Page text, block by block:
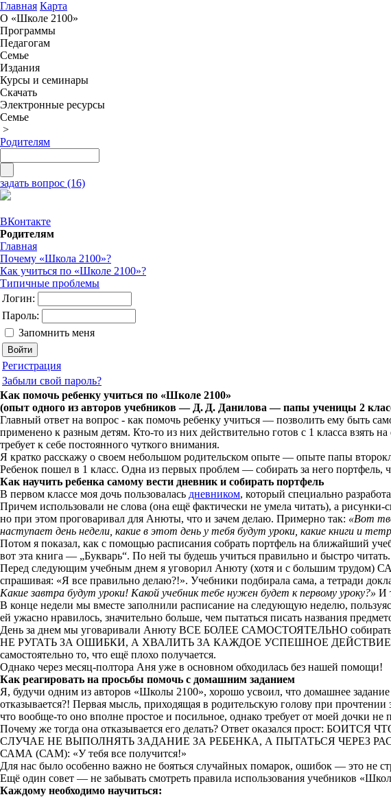
Главная Карта
О «Школе 2100»
Программы
Педагогам
Семье
Издания
Курсы и семинары
Скачать
Электронные ресурсы
Семье
>
Родителям
задать вопрос (16)
ВКонтакте
Родителям
Главная
Почему «Школа 2100»?
Как учиться по «Школе 2100»?
Типичные проблемы
Логин:
Пароль:
Запомнить меня
Регистрация
Забыли свой пароль?
Как помочь ребенку учиться по «Школе 2100»
(опыт одного из авторов учебников — Д. Д. Данилова — папы ученицы 2
Главный ответ на вопрос - как помочь ребенку учиться — позволить ему быть
применено к разным детям. Кто-то из них действительно готов с 1 класса взять
требует к себе постоянного чуткого внимания.
Я кратко расскажу о своем небольшом родительском опыте — опыте папы
Ребенок пошел в 1 класс. Одна из первых проблем — собирать за него
Как научить ребенка самому вести дневник и собирать портфель
В первом классе моя дочь пользовалась дневником, который специально
Причем использовали не слова (она ещё фактически не умела читать), а рисунки-
но при этом проговаривал для Анюты, что и зачем делаю. Примерно так: «Вот
наступает день недели, какие в этот день у тебя будут уроки, какие книги и
Потом я показал, как с помощью расписания собрать портфель на ближайший
вот эта книга — „Букварь“. По ней ты будешь учиться правильно и быстро
Перед следующим учебным днем я уговорил Анюту (хотя и с большим трудом)
спрашивая: «Я все правильно делаю?!». Учебники подбирала сама, а тетради
Какие завтра будут уроки! Какой учебник тебе нужен будет к первому уроку?» И
В конце недели мы вместе заполнили расписание на следующую неделю,
ей ужасно нравилось, значительно больше, чем пытаться писать названия
День за днем мы уговаривали Анюту ВСЕ БОЛЕЕ САМОСТОЯТЕЛЬНО
НЕ РУГАТЬ ЗА ОШИБКИ, А ХВАЛИТЬ ЗА КАЖДОЕ УСПЕШНОЕ ДЕЙСТВИЕ. Для
самостоятельно то, что ещё плохо получается.
Однако через месяц-полтора Аня уже в основном обходилась без нашей помощи!
Как реагировать на просьбы помочь с домашним заданием
Я, будучи одним из авторов «Школы 2100», хорошо усвоил, что домашнее
отказывается?! Первая мысль, приходящая в родительскую голову при
что вообще-то оно вполне простое и посильное, однако требует от моей дочки
Почему же тогда она отказывается его делать? Ответ оказался прост: БОИТСЯ
СЛУЧАЕ НЕ ВЫПОЛНЯТЬ ЗАДАНИЕ ЗА РЕБЕНКА, А ПЫТАТЬСЯ ЧЕРЕЗ
САМА (САМ): «У тебя все получится!»
Для нас было особенно важно не бояться случайных помарок, ошибок — это не
Ещё один совет — не забывать смотреть правила использования учебников
Каждому необходимо научиться: